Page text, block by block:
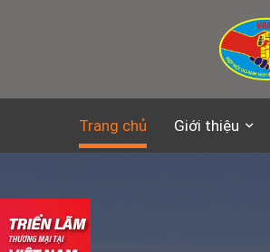
Trang chủ Giới thiệu